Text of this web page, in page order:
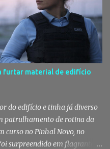
furtar material de edifício
do edifício e tinha já diverso
patrulhamento de rotina da
curso no Pinhal Novo, no
surpreendido em flagrante